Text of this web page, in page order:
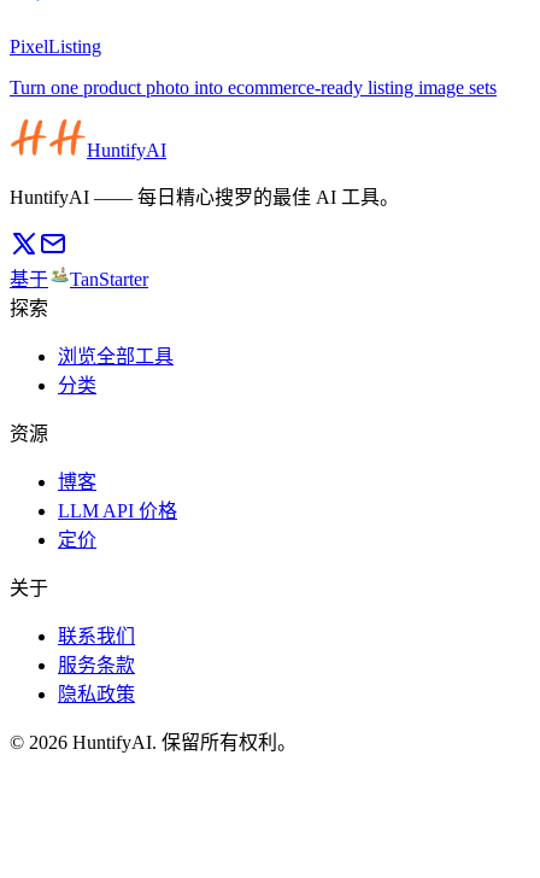
PixelListing
Turn one product photo into ecommerce-ready listing image sets
HuntifyAI
HuntifyAI —— 每日精心搜罗的最佳 AI 工具。
基于
TanStarter
探索
浏览全部工具
分类
资源
博客
LLM API 价格
定价
关于
联系我们
服务条款
隐私政策
© 2026 HuntifyAI. 保留所有权利。